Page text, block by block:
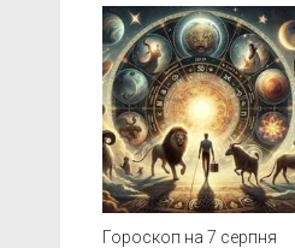
Гороскоп на 7 серпня